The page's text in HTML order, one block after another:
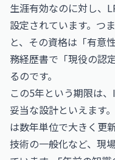
生涯有効なのに対し、
設定されています。つ
と、その資格は「有意
務経歴書で「現役の認
るのです。
この5年という期限は
妥当な設計といえます
は数年単位で大きく更
技術の一般化など、現